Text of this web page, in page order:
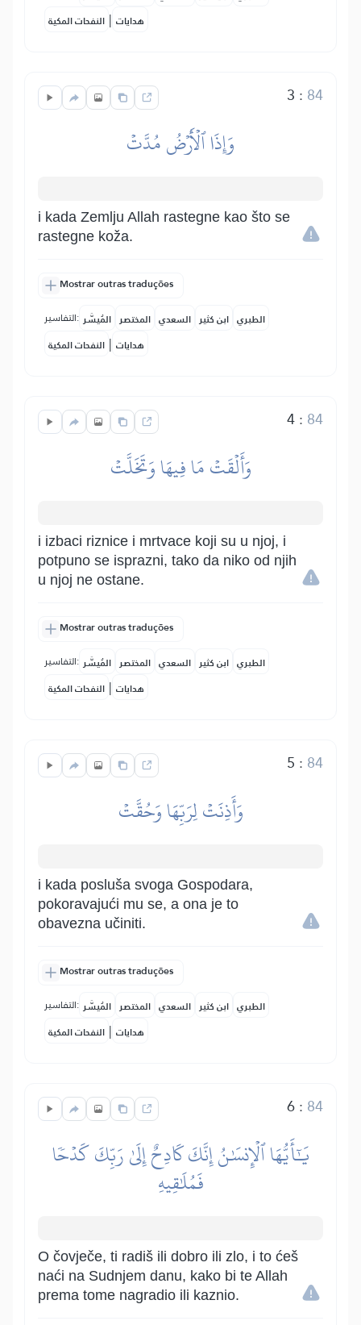
النفحات المكية | هدايات
3 : 84
وَإِذَا ٱلۡأَرۡضُ مُدَّتۡ
i kada Zemlju Allah rastegne kao što se
rastegne koža.
Mostrar outras traduções
التفاسير: المُيسَّر المختصر السعدي ابن كثير الطبري
النفحات المكية | هدايات
4: 84
وَأَلۡقَتۡ مَا فِيهَا وَتَخَلَّتۡ
i izbaci riznice i mrtvace koji su u njoj, i
potpuno se isprazni, tako da niko od njih
u njoj ne ostane.
Mostrar outras traduções
التفاسير: المُيسَّر المختصر السعدي ابن كثير الطبري
النفحات المكية | هدايات
5 : 84
وَأَذِنَتۡ لِرَبِّهَا وَحُقَّتۡ
i kada posluša svoga Gospodara,
pokoravajući mu se, a ona je to
obavezna učiniti.
Mostrar outras traduções
التفاسير: المُيسَّر المختصر السعدي ابن كثير الطبري
النفحات المكية | هدايات
6: 84
يَٰٓأَيُّهَا ٱلۡإِنسَٰنُ إِنَّكَ كَادِحٌ إِلَىٰ رَبِّكَ كَدۡحٗا
فَمُلَٰقِيهِ
O čovječe, ti radiš ili dobro ili zlo, i to ćeš
naći na Sudnjem danu, kako bi te Allah
prema tome nagradio ili kaznio.